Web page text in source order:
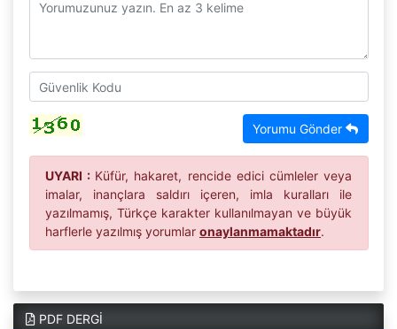
Yorumu Gönder
UYARI : Küfür, hakaret, rencide edici cümleler veya
imalar, inançlara saldırı içeren, imla kuralları ile
yazılmamış, Türkçe karakter kullanılmayan ve büyük
harflerle yazılmış yorumlar onaylanmamaktadır.
PDF DERGİ